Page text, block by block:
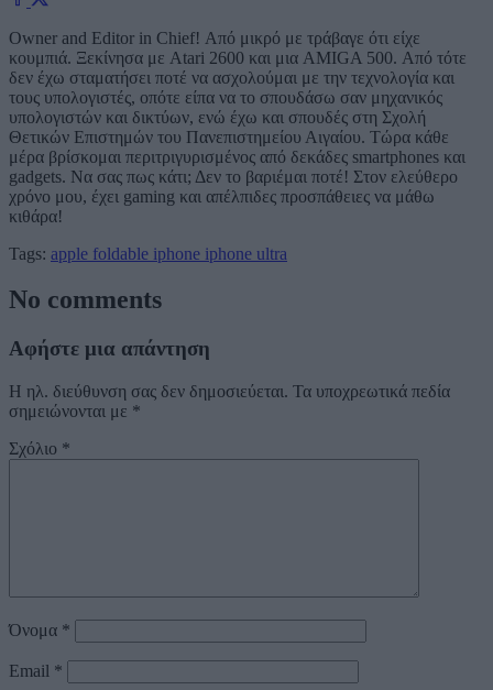
Owner and Editor in Chief! Από μικρό με τράβαγε ότι είχε
κουμπιά. Ξεκίνησα με Atari 2600 και μια AMIGA 500. Από τότε
δεν έχω σταματήσει ποτέ να ασχολούμαι με την τεχνολογία και
τους υπολογιστές, οπότε είπα να το σπουδάσω σαν μηχανικός
υπολογιστών και δικτύων, ενώ έχω και σπουδές στη Σχολή
Θετικών Επιστημών του Πανεπιστημείου Αιγαίου. Τώρα κάθε
μέρα βρίσκομαι περιτριγυρισμένος από δεκάδες smartphones και
gadgets. Να σας πως κάτι; Δεν το βαριέμαι ποτέ! Στον ελεύθερο
χρόνο μου, έχει gaming και απέλπιδες προσπάθειες να μάθω
κιθάρα!
Tags: apple foldable iphone iphone ultra
No comments
Αφήστε μια απάντηση
Η ηλ. διεύθυνση σας δεν δημοσιεύεται. Τα υποχρεωτικά πεδία
σημειώνονται με *
Σχόλιο *
Όνομα *
Email *